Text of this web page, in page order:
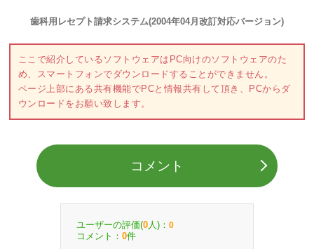
歯科用レセプト請求システム(2004年04月改訂対応バージョン)
ここで紹介しているソフトウェアはPC向けのソフトウェアのた
め、スマートフォンでダウンロードすることができません。
ページ上部にある共有機能でPCと情報共有して頂き、PCからダ
ウンロードをお願い致します。
コメント
ユーザーの評価(0 人)： 0
コメント： 0件